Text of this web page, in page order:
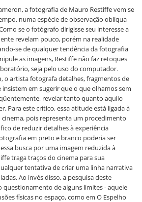
a fotografia de Mauro Restiffe vem se
numa espécie de observação oblíqua
se o fotógrafo dirigisse seu interesse a
revelam pouco, porém na realidade
se de qualquer tendência da fotografia
as imagens, Restiffe não faz retoques
seja pelo uso do computador.
o artista fotografa detalhes, fragmentos de
insistem em sugerir que o que olhamos sem
revelar tanto quanto aquilo
Para este crítico, essa atitude está ligada à
pois representa um procedimento
de reduzir detalhes à experiência
em preto e branco poderia ser
busca por uma imagem reduzida à
traga traços do cinema para sua
tentativa de criar uma linha narrativa
Ao invés disso, a pesquisa deste
de alguns limites - aquele
físicas no espaço, como em O Espelho